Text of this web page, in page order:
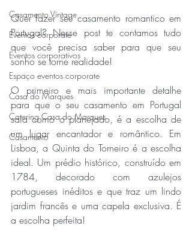
Casamento Vintage
Eventos corporate
Eventos corporativos
Espaço eventos corporate
Casa do Marques
Catering Casa do Marques
Casamento
Quer fazer seu casamento romantico em
Portugal? Nesse post te contamos tudo
que você precisa saber para que seu
sonho se torne realidade!
O primeiro e mais importante detalhe
para que o seu casamento em Portugal
saia como o planejado, é a escolha de
um lugar encantador e romântico. Em
Lisboa, a Quinta do Torneiro é a escolha
ideal. Um prédio histórico, construído em
1784, decorado com azulejos
portugueses inéditos e que traz um lindo
jardim francês e uma capela exclusiva. É
a escolha perfeita!